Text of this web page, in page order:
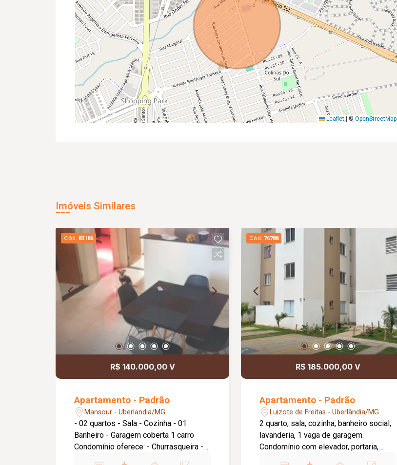
Leaflet | ©OpenStreetMap
Imóveis Similares
Cód. 83186
R$ 140.000,00 V
Apartamento - Padrão
Mansour - Uberlandia/MG
- 02 quartos - Sala - Cozinha - 01
Banheiro - Garagem coberta 1 carro
Condomínio oferece: - Churrasqueira -
Cód. 76788
R$ 185.000,00 V
Apartamento - Padrão
Luizote de Freitas - Uberlândia/MG
2 quarto, sala, cozinha, banheiro social,
lavanderia, 1 vaga de garagem.
Condomínio com elevador, portaria,